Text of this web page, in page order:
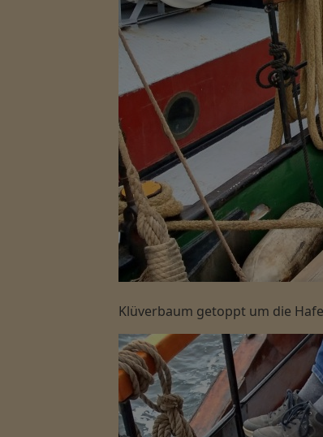
Klüverbaum getoppt um die